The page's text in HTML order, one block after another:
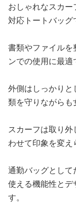
おしゃれなスカ
対応トートバッグ
書類やファイル
ンでの使用に最適
外側はしっかり
類を守りながらも
スカーフは取り
わせて印象を変え
通勤バッグとして
使える機能性と
す。